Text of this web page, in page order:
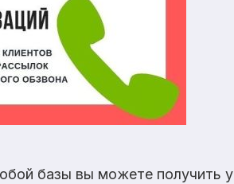
базы вы можете получить у